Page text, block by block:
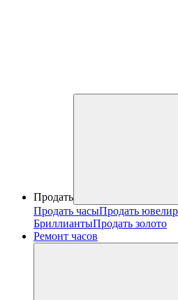
Продать
Продать часыПродать
БриллиантыПродать золото
Ремонт часов